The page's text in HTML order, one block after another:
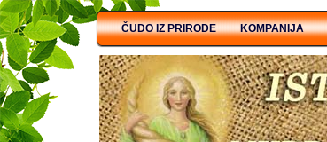
ČUDO IZ PRIRODE KOMPANIJA